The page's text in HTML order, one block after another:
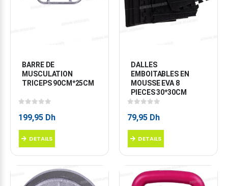
BARRE DE
MUSCULATION
TRICEPS 90CM*25CM
199,95 Dh
DETAILS
DALLES
EMBOITABLES EN
MOUSSE EVA 8
PIECES 30*30CM
79,95 Dh
DETAILS